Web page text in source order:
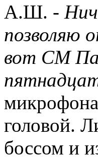
А.Ш. -
позволяю
вот СМ
головой.
боссом и